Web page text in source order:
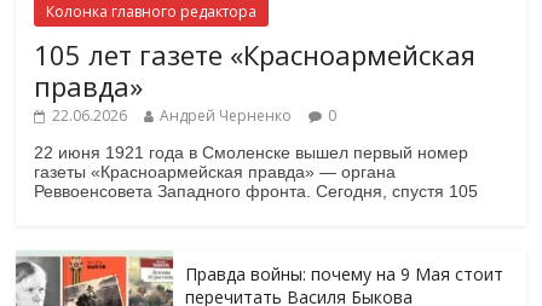
Колонка главного редактора
105 лет газете «Красноармейская
правда»
22.06.2026 Андрей Черненко 0
22 июня 1921 года в Смоленске вышел первый номер
газеты «Красноармейская правда» — органа
Реввоенсовета Западного фронта. Сегодня, спустя 105
Правда войны: почему на 9 Мая стоит
перечитать Василя Быкова